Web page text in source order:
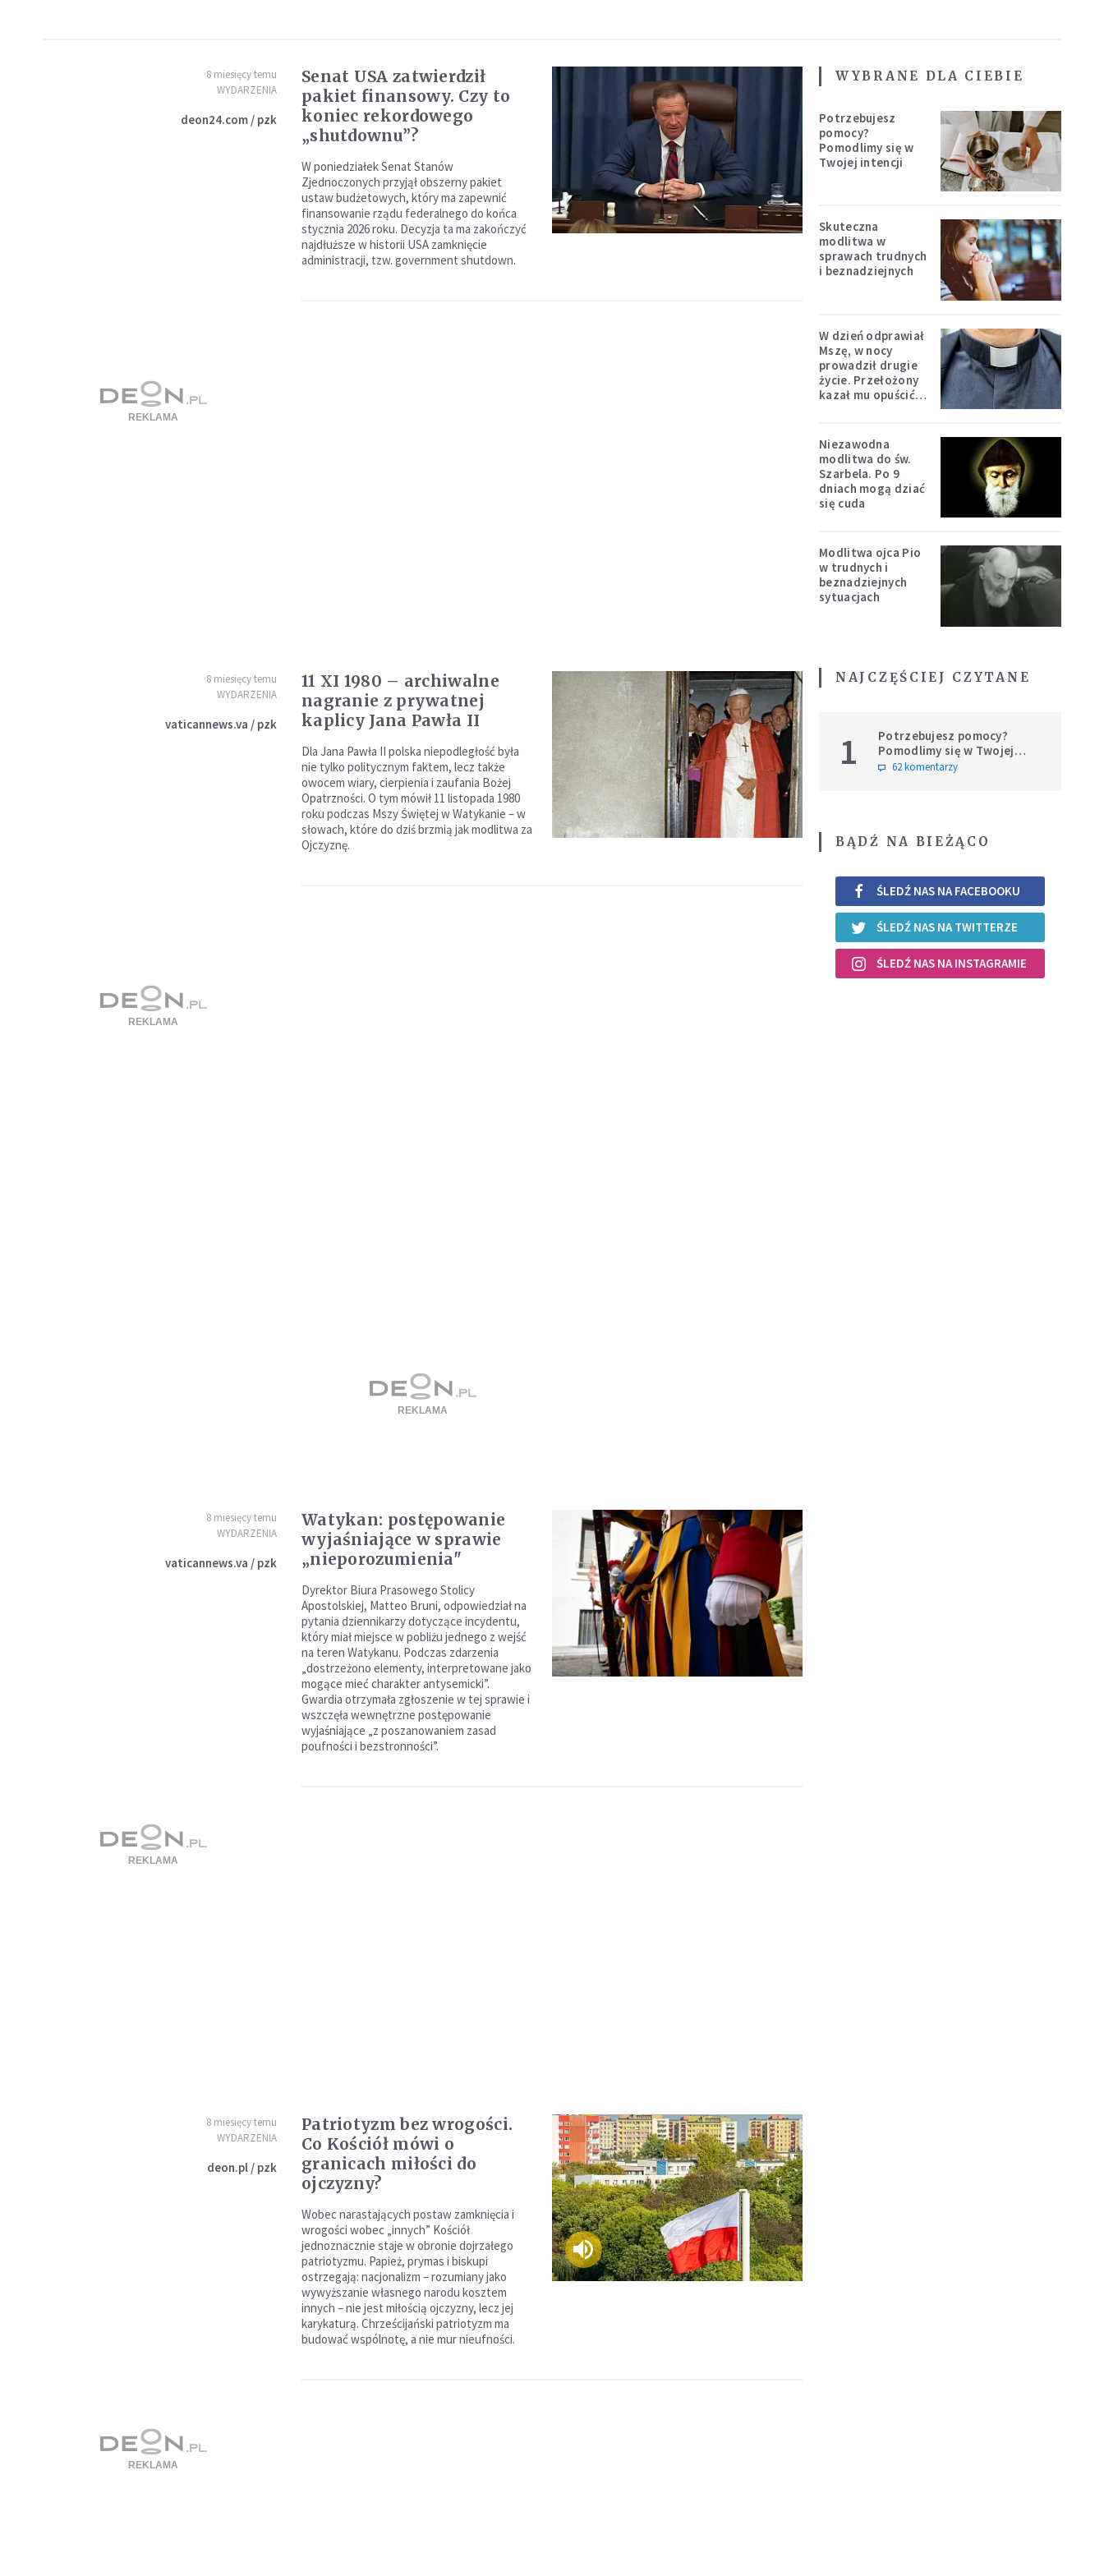
8 miesięcy temu
WYDARZENIA
deon24.com / pzk
Senat USA zatwierdził
pakiet finansowy. Czy to
koniec rekordowego
„shutdownu”?
W poniedziałek Senat Stanów
Zjednoczonych przyjął obszerny pakiet
ustaw budżetowych, który ma zapewnić
finansowanie rządu federalnego do końca
stycznia 2026 roku. Decyzja ta ma zakończyć
najdłuższe w historii USA zamknięcie
administracji, tzw. government shutdown.
8 miesięcy temu
WYDARZENIA
vaticannews.va / pzk
11 XI 1980 – archiwalne
nagranie z prywatnej
kaplicy Jana Pawła II
Dla Jana Pawła II polska niepodległość była
nie tylko politycznym faktem, lecz także
owocem wiary, cierpienia i zaufania Bożej
Opatrzności. O tym mówił 11 listopada 1980
roku podczas Mszy Świętej w Watykanie – w
słowach, które do dziś brzmią jak modlitwa za
Ojczyznę.
8 miesięcy temu
WYDARZENIA
vaticannews.va / pzk
Watykan: postępowanie
wyjaśniające w sprawie
„nieporozumienia"
Dyrektor Biura Prasowego Stolicy
Apostolskiej, Matteo Bruni, odpowiedział na
pytania dziennikarzy dotyczące incydentu,
który miał miejsce w pobliżu jednego z wejść
na teren Watykanu. Podczas zdarzenia
„dostrzeżono elementy, interpretowane jako
mogące mieć charakter antysemicki”.
Gwardia otrzymała zgłoszenie w tej sprawie i
wszczęła wewnętrzne postępowanie
wyjaśniające „z poszanowaniem zasad
poufności i bezstronności”.
8 miesięcy temu
WYDARZENIA
deon.pl / pzk
Patriotyzm bez wrogości.
Co Kościół mówi o
granicach miłości do
ojczyzny?
Wobec narastających postaw zamknięcia i
wrogości wobec „innych” Kościół
jednoznacznie staje w obronie dojrzałego
patriotyzmu. Papież, prymas i biskupi
ostrzegają: nacjonalizm – rozumiany jako
wywyższanie własnego narodu kosztem
innych – nie jest miłością ojczyzny, lecz jej
karykaturą. Chrześcijański patriotyzm ma
budować wspólnotę, a nie mur nieufności.
WYBRANE DLA CIEBIE
Potrzebujesz
pomocy?
Pomodlimy się w
Twojej intencji
Skuteczna
modlitwa w
sprawach trudnych
i beznadziejnych
W dzień odprawiał
Mszę, w nocy
prowadził drugie
życie. Przełożony
kazał mu opuścić
Niezawodna
modlitwa do św.
Szarbela. Po 9
dniach mogą dziać
się cuda
Modlitwa ojca Pio
w trudnych i
beznadziejnych
sytuacjach
NAJCZĘŚCIEJ CZYTANE
1
Potrzebujesz pomocy?
Pomodlimy się w Twojej
intencji
62 komentarzy
BĄDŹ NA BIEŻĄCO
ŚLEDŹ NAS NA FACEBOOKU
ŚLEDŹ NAS NA TWITTERZE
ŚLEDŹ NAS NA INSTAGRAMIE